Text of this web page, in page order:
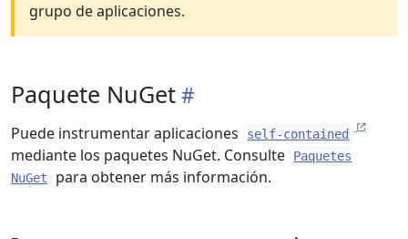
grupo de aplicaciones.
Paquete NuGet
Puede instrumentar aplicaciones self-contained
mediante los paquetes NuGet. Consulte
Paquetes
NuGet
para obtener más información.